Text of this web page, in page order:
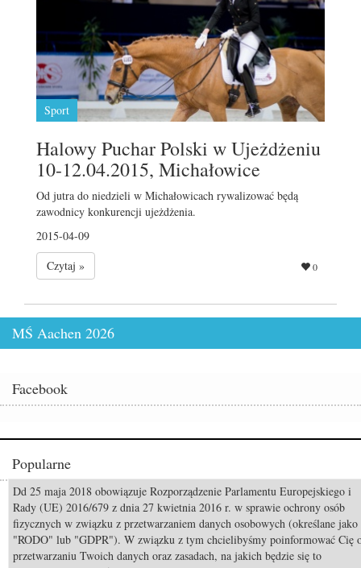
Sport
Halowy Puchar Polski w Ujeżdżeniu
10-12.04.2015, Michałowice
Od jutra do niedzieli w Michałowicach rywalizować będą
zawodnicy konkurencji ujeżdżenia.
2015-04-09
Czytaj »
0
MŚ Aachen 2026
Facebook
Popularne
Odszedł Monty Roberts – człowiek, który nauczył świat słuchać koni
Pride of Poland & Summer Sale 2026: Katalog oferowanych koni
Mistrzostwa Świata Aachen 2026: Już za 50 dni rozpocznie się walka o
Dd 25 maja 2018 obowiązuje Rozporządzenie Parlamentu Europejskiego i
Rady (UE) 2016/679 z dnia 27 kwietnia 2016 r. w sprawie ochrony osób
fizycznych w związku z przetwarzaniem danych osobowych (określane jako
"RODO" lub "GDPR"). W związku z tym chcielibyśmy poinformować Cię
przetwarzaniu Twoich danych oraz zasadach, na jakich będzie się to